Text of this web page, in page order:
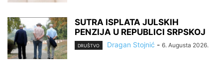
SUTRA ISPLATA JULSKIH
PENZIJA U REPUBLICI SRPSKOJ
DRUŠTVO Dragan Stojnić - 6. Augusta 2026.